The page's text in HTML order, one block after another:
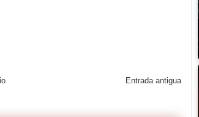
Entrada antigua